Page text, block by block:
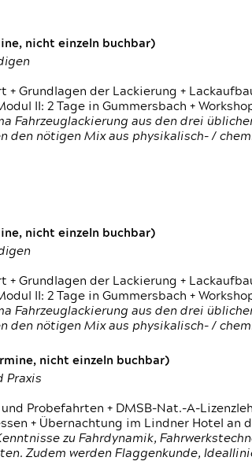
nicht einzeln buchbar)
+ Grundlagen der Lackierung +
II: 2 Tage in Gummersbach +
Fahrzeuglackierung aus den drei
den nötigen Mix aus physikalisch- /
nicht einzeln buchbar)
+ Grundlagen der Lackierung +
II: 2 Tage in Gummersbach +
Fahrzeuglackierung aus den drei
den nötigen Mix aus physikalisch- /
nicht einzeln buchbar)
Praxis
Probefahrten + DMSB-Nat.-A-
+ Übernachtung im Lindner Hotel an
zu Fahrdynamik,
Zudem werden Flaggenkunde,